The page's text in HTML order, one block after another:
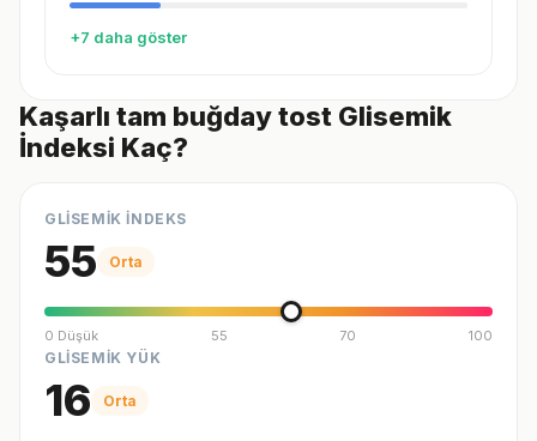
+7 daha göster
Kaşarlı tam buğday tost Glisemik
İndeksi Kaç?
GLİSEMİK İNDEKS
55 Orta
0 Düşük 55 70 100
GLİSEMİK YÜK
16 Orta